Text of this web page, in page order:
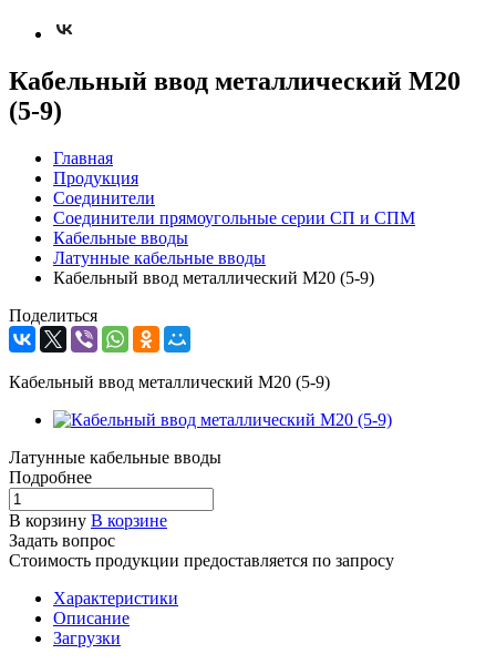
Кабельный ввод металлический М20
(5-9)
Главная
Продукция
Соединители
Соединители прямоугольные серии СП и СПМ
Кабельные вводы
Латунные кабельные вводы
Кабельный ввод металлический М20 (5-9)
Поделиться
Кабельный ввод металлический М20 (5-9)
Латунные кабельные вводы
Подробнее
В корзину В корзине
Задать вопрос
Стоимость продукции предоставляется по запросу
Характеристики
Описание
Загрузки